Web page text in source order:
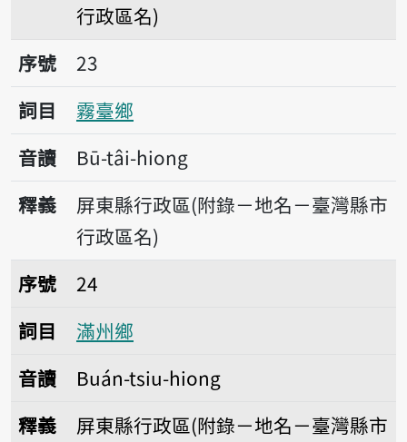
行政區名)
序號23霧臺鄉
序號
23
詞目
霧臺鄉
音讀
Bū-tâi-hiong
釋義
屏東縣行政區(附錄－地名－臺灣縣市
行政區名)
序號24滿州鄉
序號
24
詞目
滿州鄉
音讀
Buán-tsiu-hiong
釋義
屏東縣行政區(附錄－地名－臺灣縣市